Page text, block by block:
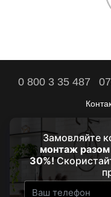
0 800 3 35 487
Комфорт
©